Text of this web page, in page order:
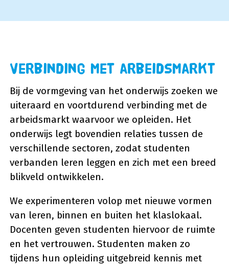
Verbinding met arbeidsmarkt
Bij de vormgeving van het onderwijs zoeken we
uiteraard en voortdurend verbinding met de
arbeidsmarkt waarvoor we opleiden. Het
onderwijs legt bovendien relaties tussen de
verschillende sectoren, zodat studenten
verbanden leren leggen en zich met een breed
blikveld ontwikkelen.
We experimenteren volop met nieuwe vormen
van leren, binnen en buiten het klaslokaal.
Docenten geven studenten hiervoor de ruimte
en het vertrouwen. Studenten maken zo
tijdens hun opleiding uitgebreid kennis met